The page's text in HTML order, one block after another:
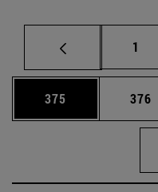
1
Página
375 376